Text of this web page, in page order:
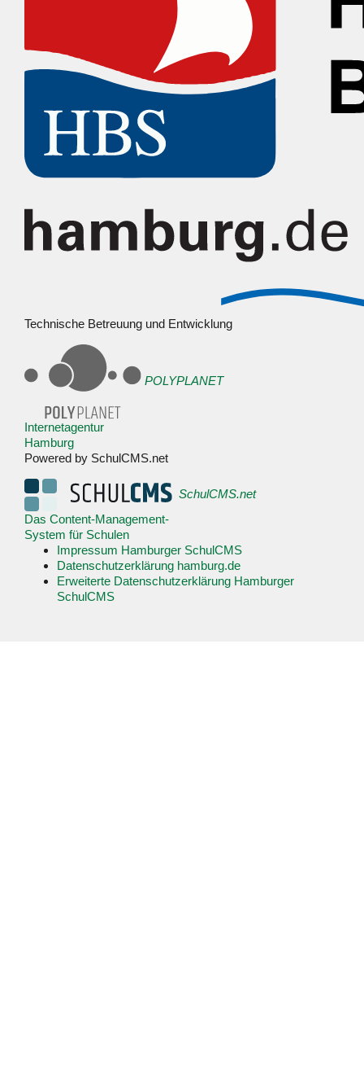
Technische Betreuung und Entwicklung
POLYPLANET
Internetagentur
Hamburg
Powered by SchulCMS.net
SchulCMS.net
Das Content-Management-
System für Schulen
Impressum Hamburger SchulCMS
Datenschutzerklärung hamburg.de
Erweiterte Datenschutzerklärung Hamburger
SchulCMS